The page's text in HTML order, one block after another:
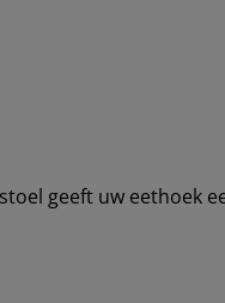
geeft uw eethoek